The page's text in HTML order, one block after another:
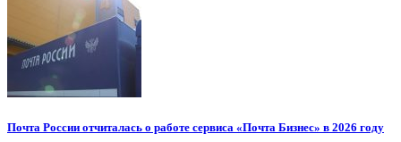
Почта России отчиталась о работе сервиса «Почта Бизнес» в 2026 году